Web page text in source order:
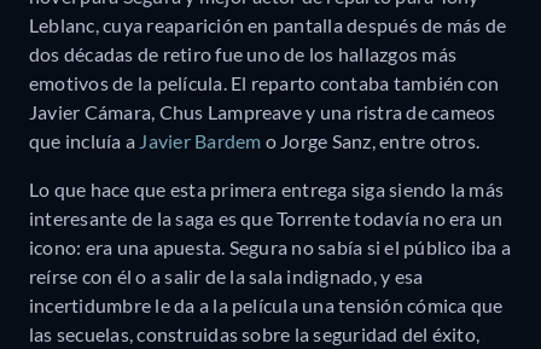
Leblanc, cuya reaparición en pantalla después de más de
dos décadas de retiro fue uno de los hallazgos más
emotivos de la película. El reparto contaba también con
Javier Cámara, Chus Lampreave y una ristra de cameos
que incluía a Javier Bardem o Jorge Sanz, entre otros.
Lo que hace que esta primera entrega siga siendo la más
interesante de la saga es que Torrente todavía no era un
icono: era una apuesta. Segura no sabía si el público iba a
reírse con él o a salir de la sala indignado, y esa
incertidumbre le da a la película una tensión cómica que
las secuelas, construidas sobre la seguridad del éxito,